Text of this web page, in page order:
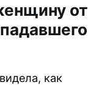
от
как